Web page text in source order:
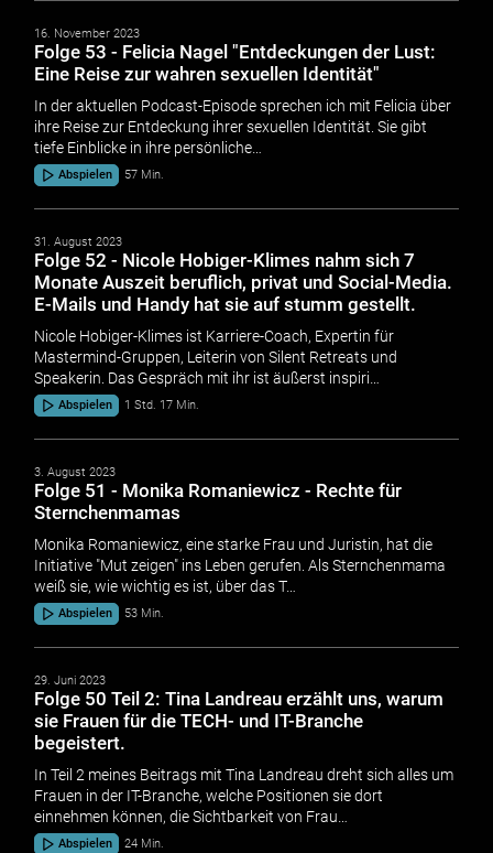
16. November 2023
Folge 53 - Felicia Nagel "Entdeckungen der Lust:
Eine Reise zur wahren sexuellen Identität"
In der aktuellen Podcast-Episode sprechen ich mit Felicia über
ihre Reise zur Entdeckung ihrer sexuellen Identität. Sie gibt
tiefe Einblicke in ihre persönliche…
Abspielen 57 Min.
31. August 2023
Folge 52 - Nicole Hobiger-Klimes nahm sich 7
Monate Auszeit beruflich, privat und Social-Media.
E-Mails und Handy hat sie auf stumm gestellt.
Nicole Hobiger-Klimes ist Karriere-Coach, Expertin für
Mastermind-Gruppen, Leiterin von Silent Retreats und
Speakerin. Das Gespräch mit ihr ist äußerst inspiri…
Abspielen 1 Std. 17 Min.
3. August 2023
Folge 51 - Monika Romaniewicz - Rechte für
Sternchenmamas
Monika Romaniewicz, eine starke Frau und Juristin, hat die
Initiative "Mut zeigen" ins Leben gerufen. Als Sternchenmama
weiß sie, wie wichtig es ist, über das T…
Abspielen 53 Min.
29. Juni 2023
Folge 50 Teil 2: Tina Landreau erzählt uns, warum
sie Frauen für die TECH- und IT-Branche
begeistert.
In Teil 2 meines Beitrags mit Tina Landreau dreht sich alles um
Frauen in der IT-Branche, welche Positionen sie dort
einnehmen können, die Sichtbarkeit von Frau…
Abspielen 24 Min.